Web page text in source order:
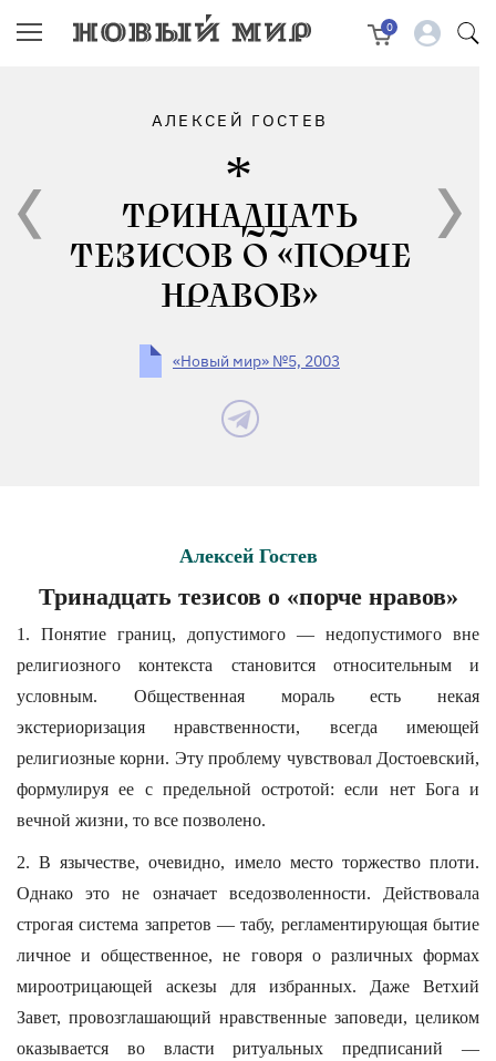
0
АЛЕКСЕЙ ГОСТЕВ
ТРИНАДЦАТЬ
ТЕЗИСОВ О «ПОРЧЕ
НРАВОВ»
«Новый мир» №5, 2003
Алексей Гостев
Тринадцать тезисов о «порче нравов»
1. Понятие границ, допустимого — недопустимого вне
религиозного контекста становится относительным и
условным. Общественная мораль есть некая
экстериоризация нравственности, всегда имеющей
религиозные корни. Эту проблему чувствовал Достоевский,
формулируя ее с предельной остротой: если нет Бога и
вечной жизни, то все позволено.
2. В язычестве, очевидно, имело место торжество плоти.
Однако это не означает вседозволенности. Действовала
строгая система запретов — табу, регламентирующая бытие
личное и общественное, не говоря о различных формах
мироотрицающей аскезы для избранных. Даже Ветхий
Завет, провозглашающий нравственные заповеди, целиком
оказывается во власти ритуальных предписаний —